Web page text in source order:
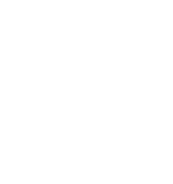
户端查看）。下次使用：在今日头条中搜